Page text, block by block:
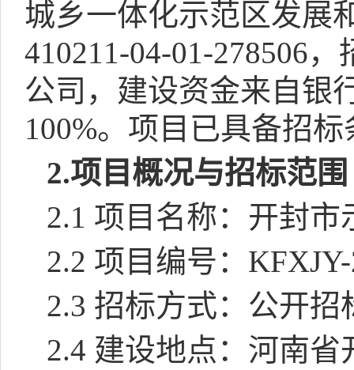
城乡一体化示范区发展
410211-04-01-278506，
公司，建设资金来自银
100%。项目已具备招
2.项目概况与招标范围
2.1 项目名称：开封市
2.2 项目编号：
2.3 招标方式：公开招
2.4 建设地点：河南省